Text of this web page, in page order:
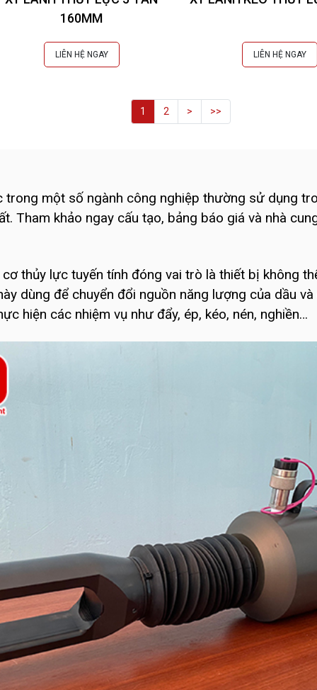
160MM
LIÊN HỆ NGAY LIÊN HỆ NGAY
1 2 > >>
trong một số ngành công nghiệp thường sử dụng
Tham khảo ngay cấu tạo, bảng báo giá và nhà
thủy lực tuyến tính đóng vai trò là thiết bị không
dùng để chuyển đổi nguồn năng lượng của dầu
hiện các nhiệm vụ như đẩy, ép, kéo, nén, nghiền…